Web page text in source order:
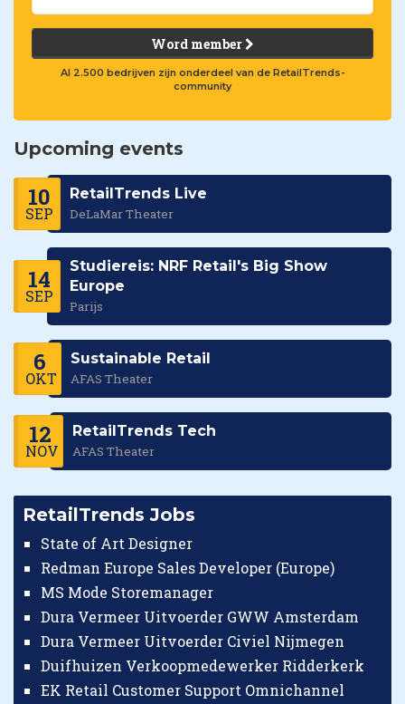
Word member
Al 2.500 bedrijven zijn onderdeel van de RetailTrends-
community
Upcoming events
10
SEP
RetailTrends Live
DeLaMar Theater
14
SEP
Studiereis: NRF Retail's Big Show
Europe
Parijs
6
OKT
Sustainable Retail
AFAS Theater
12
NOV
RetailTrends Tech
AFAS Theater
RetailTrends Jobs
State of Art Designer
Redman Europe Sales Developer (Europe)
MS Mode Storemanager
Dura Vermeer Uitvoerder GWW Amsterdam
Dura Vermeer Uitvoerder Civiel Nijmegen
Duifhuizen Verkoopmedewerker Ridderkerk
EK Retail Customer Support Omnichannel